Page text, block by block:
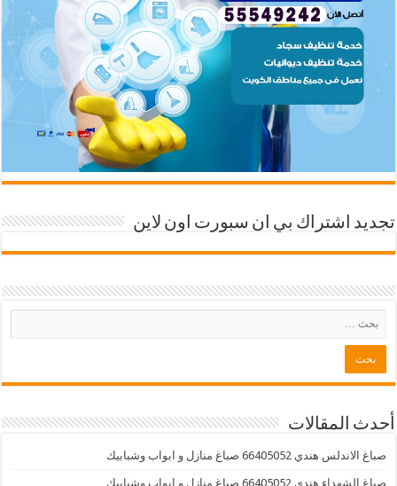
تجديد اشتراك بي ان سبورت اون لاين
أحدث المقالات
صباغ الاندلس هندي 66405052 صباغ منازل و ابواب وشبابيك
صباغ الشهداء هندي 66405052 صباغ منازل و ابواب وشبابيك